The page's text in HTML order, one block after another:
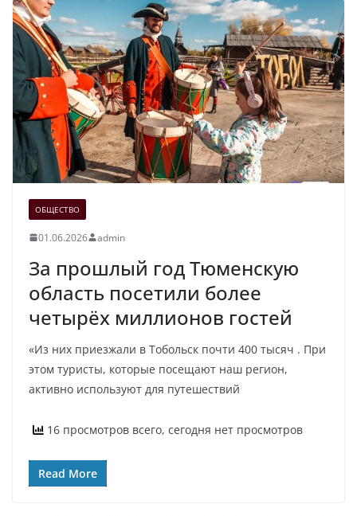
ОБЩЕСТВО
01.06.2026 admin
За прошлый год Тюменскую
область посетили более
четырёх миллионов гостей
«Из них приезжали в Тобольск почти 400 тысяч . При
этом туристы, которые посещают наш регион,
активно используют для путешествий
16 просмотров всего, сегодня нет просмотров
Read More